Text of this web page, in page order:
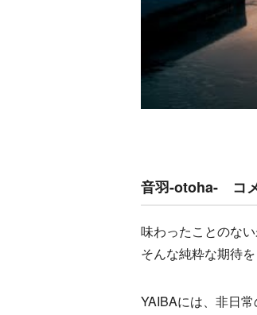
音羽-otoha- コ
味わったことのな
そんな純粋な期待
YAIBAには、非日